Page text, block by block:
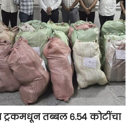
ट्रकमधून तब्बल ६.५४ कोटींचा